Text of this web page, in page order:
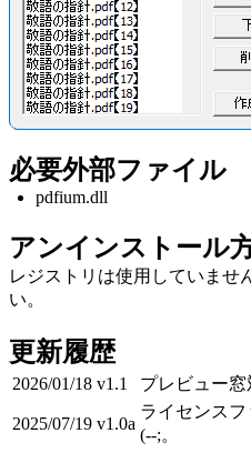
必要外部ファイル
pdfium.dll
アンインストール
レジストリは使用していませ
い。
更新履歴
2026/01/18 v1.1 プレビュー窓
2025/07/19 v1.0a
ライセンス
(--;。